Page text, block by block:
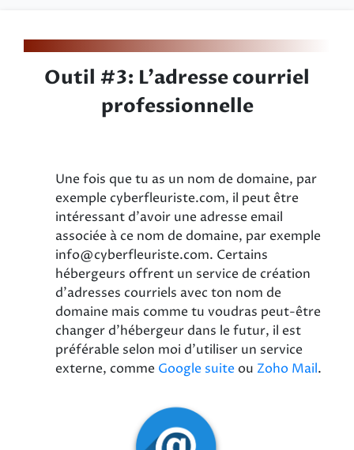
Outil #3: L'adresse courriel
professionnelle
Une fois que tu as un nom de domaine, par
exemple cyberfleuriste.com, il peut être
intéressant d’avoir une adresse email
associée à ce nom de domaine, par exemple
info@cyberfleuriste.com. Certains
hébergeurs offrent un service de création
d’adresses courriels avec ton nom de
domaine mais comme tu voudras peut-être
changer d’hébergeur dans le futur, il est
préférable selon moi d’utiliser un service
externe, comme Google suite ou Zoho Mail.